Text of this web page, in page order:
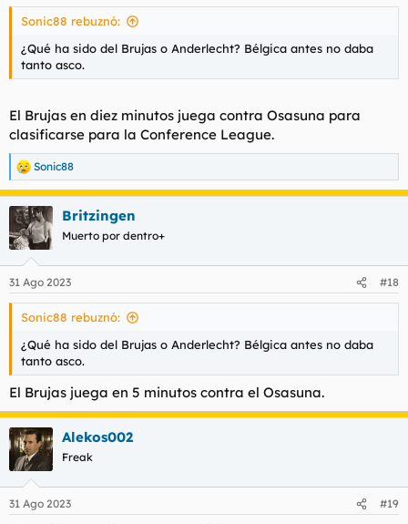
Sonic88 rebuznó:
¿Qué ha sido del Brujas o Anderlecht? Bélgica antes no daba
tanto asco.
El Brujas en diez minutos juega contra Osasuna para
clasificarse para la Conference League.
R
e
a
c
c
i
e
s
Sonic88
Britzingen
Muerto por dentro+
31 Ago 2023 #18
Sonic88 rebuznó:
¿Qué ha sido del Brujas o Anderlecht? Bélgica antes no daba
tanto asco.
El Brujas juega en 5 minutos contra el Osasuna.
Alekos002
Freak
31 Ago 2023 #19